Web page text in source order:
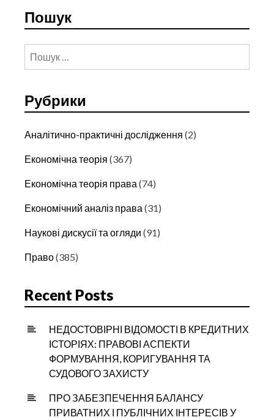
Пошук
Пошук:
Рубрики
Аналітично-практичні дослідження (2)
Економічна теорія (367)
Економічна теорія права (74)
Економічний аналіз права (31)
Наукові дискусії та огляди (91)
Право(385)
Recent Posts
НЕДОСТОВІРНІ ВІДОМОСТІ В КРЕДИТНИХ
ІСТОРІЯХ: ПРАВОВІ АСПЕКТИ
ФОРМУВАННЯ, КОРИГУВАННЯ ТА
СУДОВОГО ЗАХИСТУ
ПРО ЗАБЕЗПЕЧЕННЯ БАЛАНСУ
ПРИВАТНИХ І ПУБЛІЧНИХ ІНТЕРЕСІВ У